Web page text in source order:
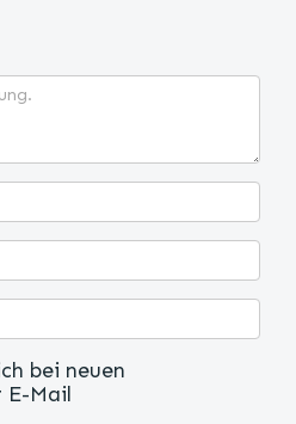
bei neuen
E-Mail